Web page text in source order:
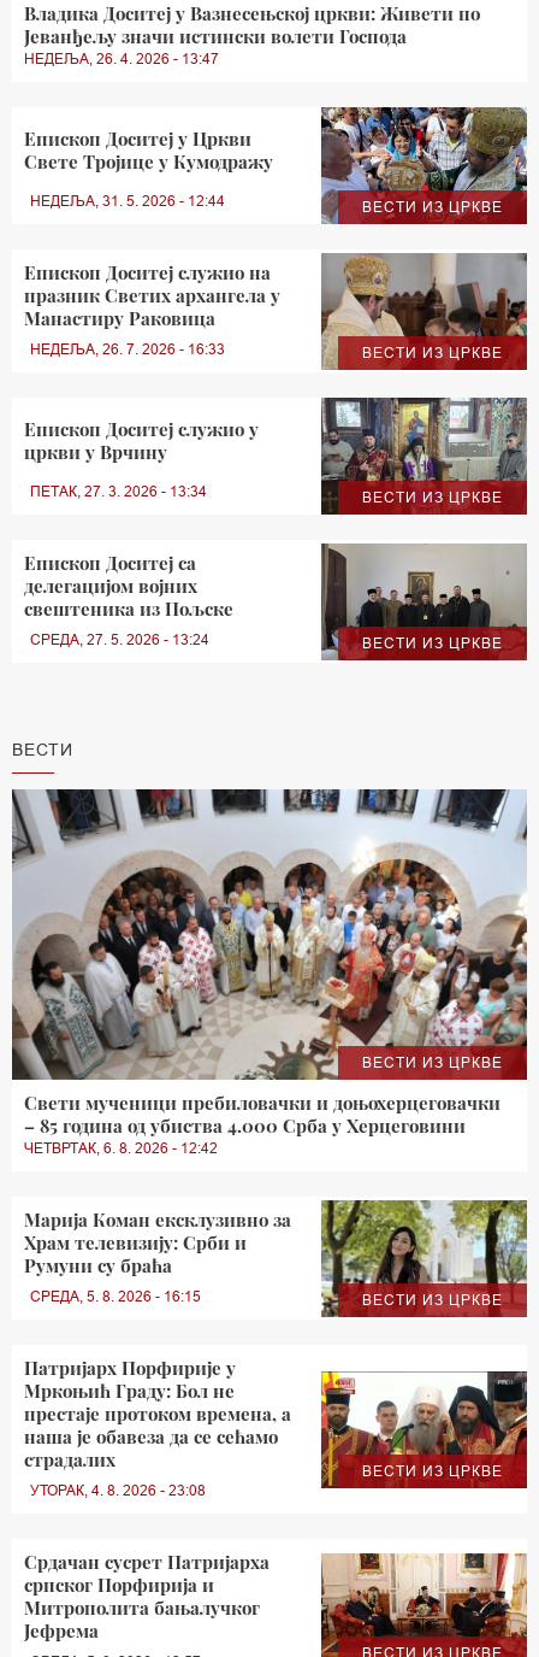
Владика Доситеј у Вазнесењској цркви: Живети по
Јеванђељу значи истински волети Господа
НЕДЕЉА, 26. 4. 2026 - 13:47
ВЕСТИ ИЗ ЦРКВЕ
Епископ Доситеј у Цркви
Свете Тројице у Кумодражу
НЕДЕЉА, 31. 5. 2026 - 12:44
ВЕСТИ ИЗ ЦРКВЕ
Епископ Доситеј служио на
празник Светих архангела у
Mанастиру Раковица
НЕДЕЉА, 26. 7. 2026 - 16:33
ВЕСТИ ИЗ ЦРКВЕ
Епископ Доситеј служио у
цркви у Врчину
ПЕТАК, 27. 3. 2026 - 13:34
ВЕСТИ ИЗ ЦРКВЕ
Епископ Доситеј са
делегацијом војних
свештеника из Пољске
СРЕДА, 27. 5. 2026 - 13:24
ВЕСТИ
ВЕСТИ ИЗ ЦРКВЕ
Свети мученици пребиловачки и доњохерцеговачки
– 85 година од убиства 4.000 Срба у Херцеговини
ЧЕТВРТАК, 6. 8. 2026 - 12:42
ВЕСТИ ИЗ ЦРКВЕ
Марија Коман ексклузивно за
Храм телевизију: Срби и
Румуни су браћа
СРЕДА, 5. 8. 2026 - 16:15
ВЕСТИ ИЗ ЦРКВЕ
Патријарх Порфирије у
Мркоњић Граду: Бол не
престаје протоком времена, а
наша је обавеза да се сећамо
страдалих
УТОРАК, 4. 8. 2026 - 23:08
ВЕСТИ ИЗ ЦРКВЕ
Срдачан сусрет Патријарха
српског Порфирија и
Митрополита бањалучког
Јефрема